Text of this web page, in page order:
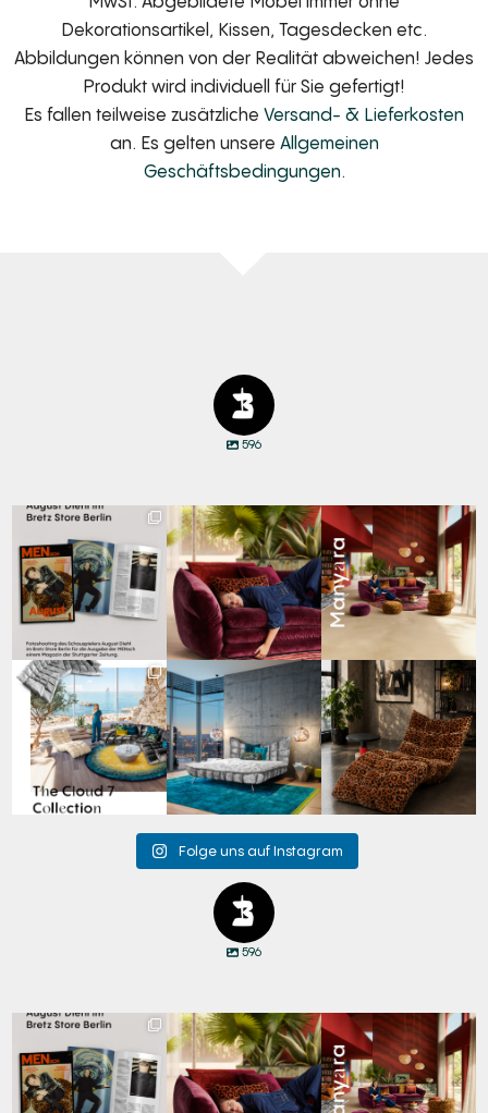
Dekorationsartikel, Kissen, Tagesdecken etc.
Abbildungen können von der Realität abweichen! Jedes
Produkt wird individuell für Sie gefertigt!
Es fallen teilweise zusätzliche Versand- & Lieferkosten
an. Es gelten unsere Allgemeinen
Geschäftsbedingungen.
596
und Design:
Schauspieler August...
42 7
Den Kopf anlehnen. Die
Gedanken auf Reisen...
69 2
Manyara. Inspiriert von
der Weite Afrikas....
59 2
Für jeden Lieblingsplatz
die passende Cloud.
☁️...
63 1
Cloud 7 – nicht nur zum
Sitzen, sondern auch
zum...
151 3
A bold statement. A
quiet retreat.
Mit unserem...
205 4
Folge uns auf Instagram
596
Zwischen Charakter
und Design:
Schauspieler August...
42 7
Den Kopf anlehnen. Die
Gedanken auf Reisen...
69 2
Manyara. Inspiriert von
der Weite Afrikas....
59 2